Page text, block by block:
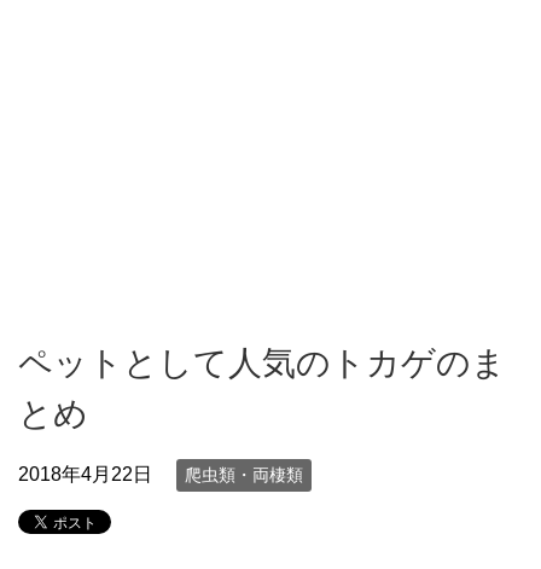
ペットとして人気のトカゲのま
とめ
2018年4月22日 爬虫類・両棲類